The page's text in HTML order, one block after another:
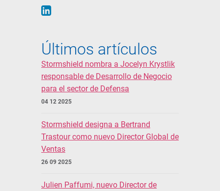
Últimos artículos
Stormshield nombra a Jocelyn Krystlik
responsable de Desarrollo de Negocio
para el sector de Defensa
04 12 2025
Stormshield designa a Bertrand
Trastour como nuevo Director Global de
Ventas
26 09 2025
Julien Paffumi, nuevo Director de